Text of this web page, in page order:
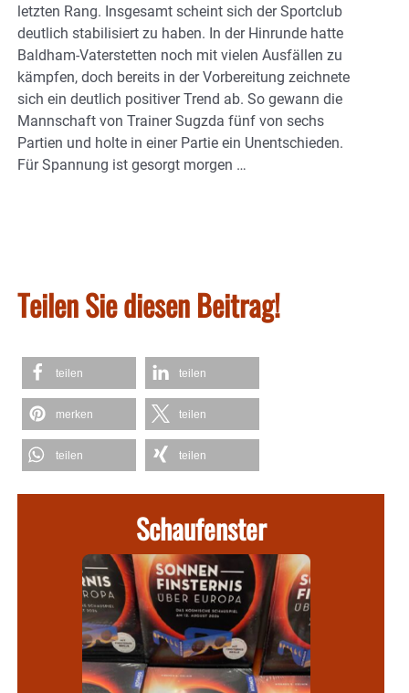
letzten Rang. Insgesamt scheint sich der Sportclub
deutlich stabilisiert zu haben. In der Hinrunde hatte
Baldham-Vaterstetten noch mit vielen Ausfällen zu
kämpfen, doch bereits in der Vorbereitung zeichnete
sich ein deutlich positiver Trend ab. So gewann die
Mannschaft von Trainer Sugzda fünf von sechs
Partien und holte in einer Partie ein Unentschieden.
Für Spannung ist gesorgt morgen …
Teilen Sie diesen Beitrag!
teilen teilen
merken teilen
teilen teilen
Schaufenster